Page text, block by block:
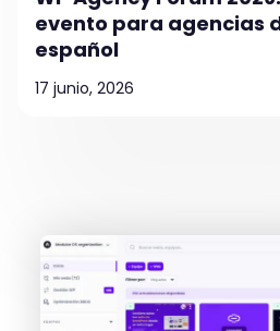
evento para agencias
español
17 junio, 2026